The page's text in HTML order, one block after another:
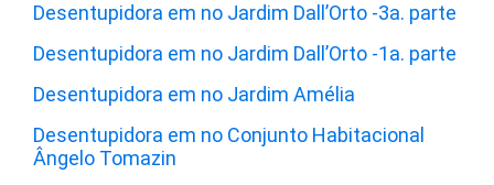
Desentupidora em no Jardim Dall’Orto -3a. parte
Desentupidora em no Jardim Dall’Orto -1a. parte
Desentupidora em no Jardim Amélia
Desentupidora em no Conjunto Habitacional
Ângelo Tomazin